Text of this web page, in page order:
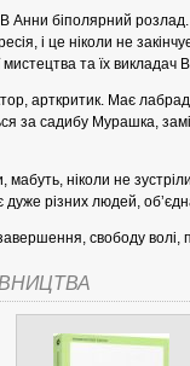
В Анни біполярний
і це ніколи не
мистецтва та їх викладач
арткритик. Має
за садибу Мурашка,
ніколи не
дуже різних людей,
свободу волі,